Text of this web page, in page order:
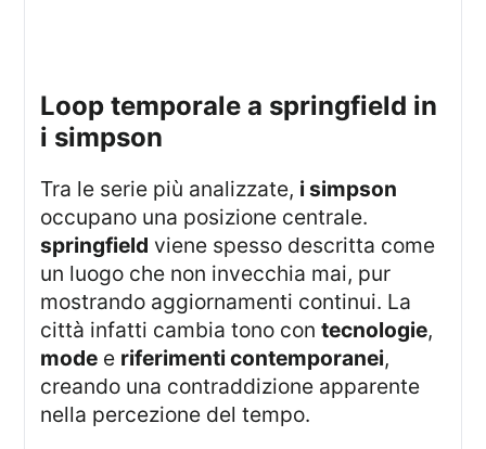
loop temporale a springfield in
i simpson
Tra le serie più analizzate, i simpson
occupano una posizione centrale.
springfield viene spesso descritta come
un luogo che non invecchia mai, pur
mostrando aggiornamenti continui. La
città infatti cambia tono contecnologie,
mode e riferimenti contemporanei,
creando una contraddizione apparente
nella percezione del tempo.